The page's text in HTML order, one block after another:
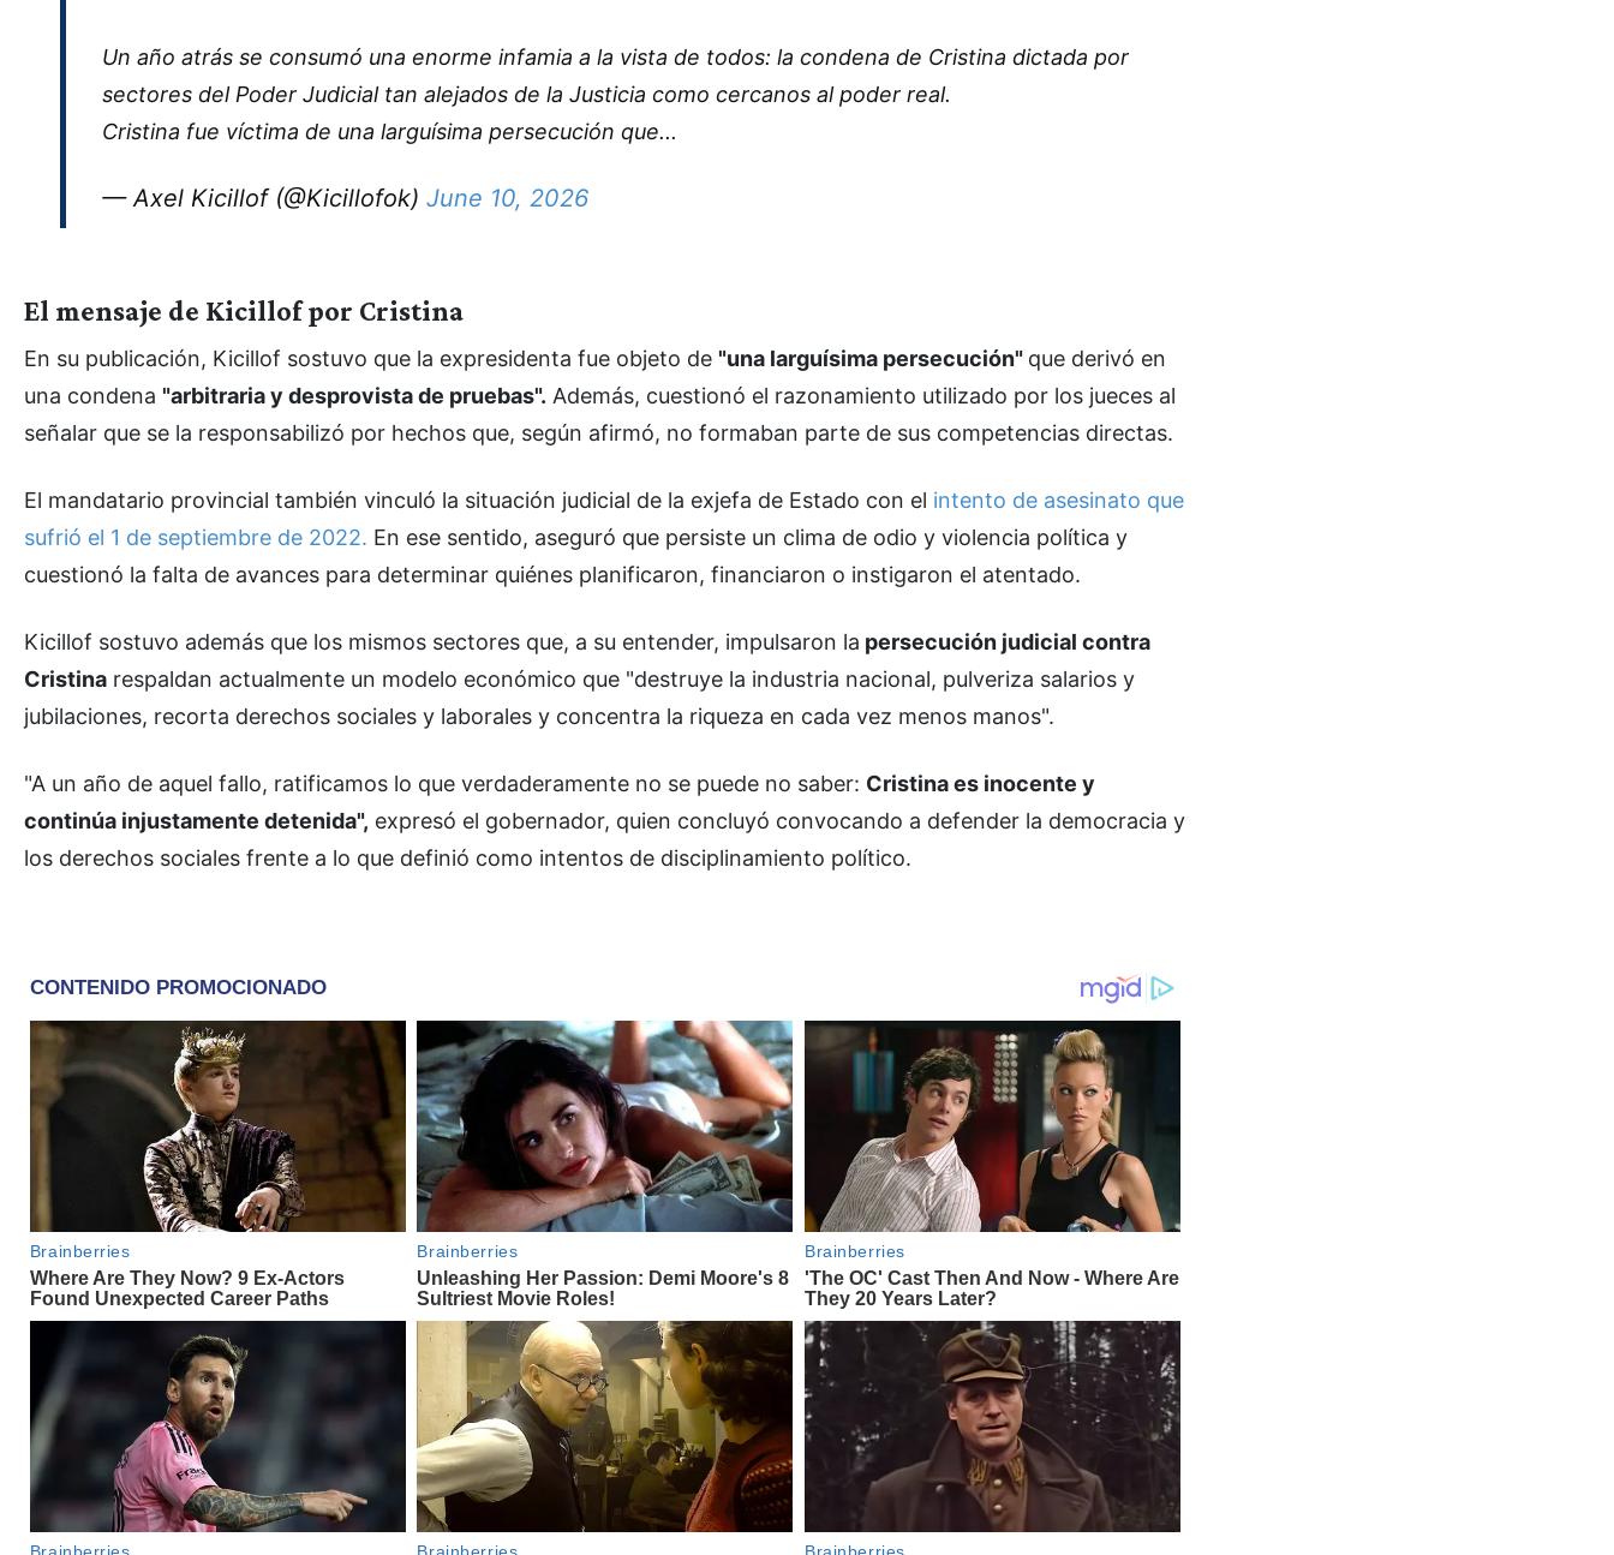
Un año atrás se consumó una enorme infamia a la vista de todos: la condena de Cristina dictada por
sectores del Poder Judicial tan alejados de la Justicia como cercanos al poder real.
Cristina fue víctima de una larguísima persecución que...
— Axel Kicillof (@Kicillofok) June 10, 2026
El mensaje de Kicillof por Cristina
En su publicación, Kicillof sostuvo que la expresidenta fue objeto de "una larguísima persecución" que derivó en
una condena "arbitraria y desprovista de pruebas". Además, cuestionó el razonamiento utilizado por los jueces al
señalar que se la responsabilizó por hechos que, según afirmó, no formaban parte de sus competencias directas.
El mandatario provincial también vinculó la situación judicial de la exjefa de Estado con el intento de asesinato que
sufrió el 1 de septiembre de 2022. En ese sentido, aseguró que persiste un clima de odio y violencia política y
cuestionó la falta de avances para determinar quiénes planificaron, financiaron o instigaron el atentado.
Kicillof sostuvo además que los mismos sectores que, a su entender, impulsaron la persecución judicial contra
Cristina respaldan actualmente un modelo económico que "destruye la industria nacional, pulveriza salarios y
jubilaciones, recorta derechos sociales y laborales y concentra la riqueza en cada vez menos manos".
"A un año de aquel fallo, ratificamos lo que verdaderamente no se puede no saber: Cristina es inocente y
continúa injustamente detenida", expresó el gobernador, quien concluyó convocando a defender la democracia y
los derechos sociales frente a lo que definió como intentos de disciplinamiento político.